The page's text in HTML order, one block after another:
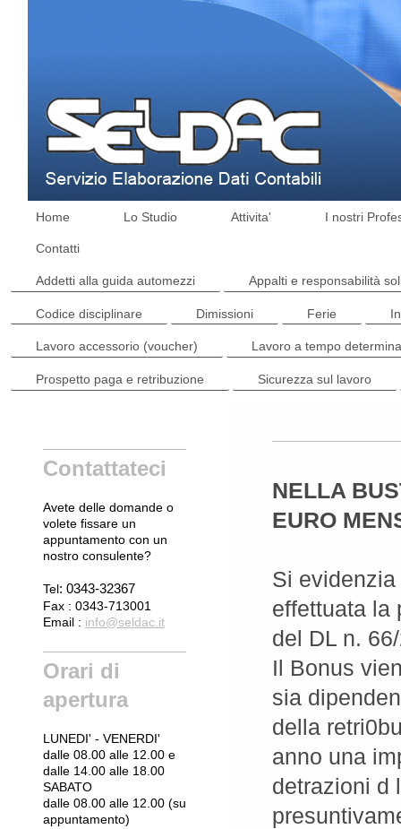
Home Lo Studio Attivita' I nostri
Contatti
Addetti alla guida automezzi Appalti e responsabilità
Codice disciplinare Dimissioni Ferie
Lavoro accessorio (voucher) Lavoro a tempo
Prospetto paga e retribuzione Sicurezza sul lavoro
NELLA
EURO
Si
effettuata la
del DL n.
Il Bonus
sia
della
anno una
detrazioni d
Contattateci
Avete delle domande o
volete fissare un
appuntamento con un
nostro consulente?
Tel: 0343-32367
Fax : 0343-713001
Email : info@seldac.it
Orari di
apertura
LUNEDI' - VENERDI'
dalle 08.00 alle 12.00 e
dalle 14.00 alle 18.00
SABATO
dalle 08.00 alle 12.00 (su
appuntamento)